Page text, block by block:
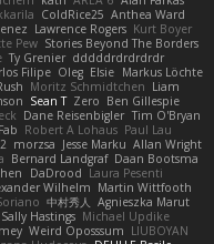
ColdRice25 Anthea Ward
Lawrence Rogers Kurt Boyer
Pew Stories Beyond The Borders
Ty Grenier dddddrdrdrdrdr
Filipe Oleg Elsie Markus Löchte
Moritz Schmidtchen Liam
Sean T Zero Ben Gillespie
Dane Reisenbigler Tim O'Bryan
Robert A Lohaus Paul Lau
morzsa Jesse Marku Allan Wright
Bernard Landgraf Daan Bootsma
DaDrood Laura Pesenti
Wilhelm Martin Wittfooth
中村秀人
Agnieszka Marut
Sally Hastings Michael Updike
Weird Oposssum LIUBOYAN